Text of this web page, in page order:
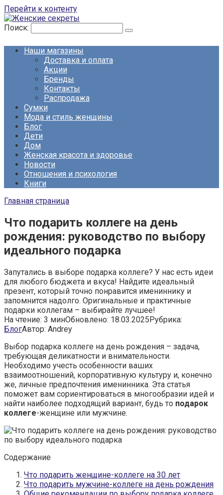
Перейти к контенту
Поиск:
Наши магазины
Доставка и оплата
Акции
Бренды
Контакты
Распродажа
Сумки
Мода и стиль женщины
Блог
Дети
Дом
Женская красота и здоровье
Новости
Отношения и психология
Книги
Главная страница
Что подарить коллеге на день
рождения: руководство по выбору
идеального подарка
Запутались в выборе подарка коллеге? У нас есть идеи
для любого бюджета и вкуса! Найдите идеальный
презент, который точно понравится имениннику и
запомнится надолго. Оригинальные и практичные
подарки коллегам – выбирайте лучшее!
На чтение: 3 минОбновлено: 18.03.2025Рубрика:
БлогАвтор: Andrey
Выбор подарка коллеге на день рождения – задача,
требующая деликатности и внимательности.
Необходимо учесть особенности ваших
взаимоотношений, корпоративную культуру и, конечно
же, личные предпочтения именинника. Эта статья
поможет вам сориентироваться в многообразии идей и
найти наиболее подходящий вариант, будь то подарок
коллеге-женщине или мужчине.
Содержание
Что подарить женщине-коллеге на 30 лет
Что подарить мужчине-коллеге на день рождения